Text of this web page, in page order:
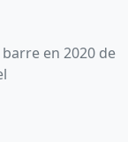
barre en 2020 de